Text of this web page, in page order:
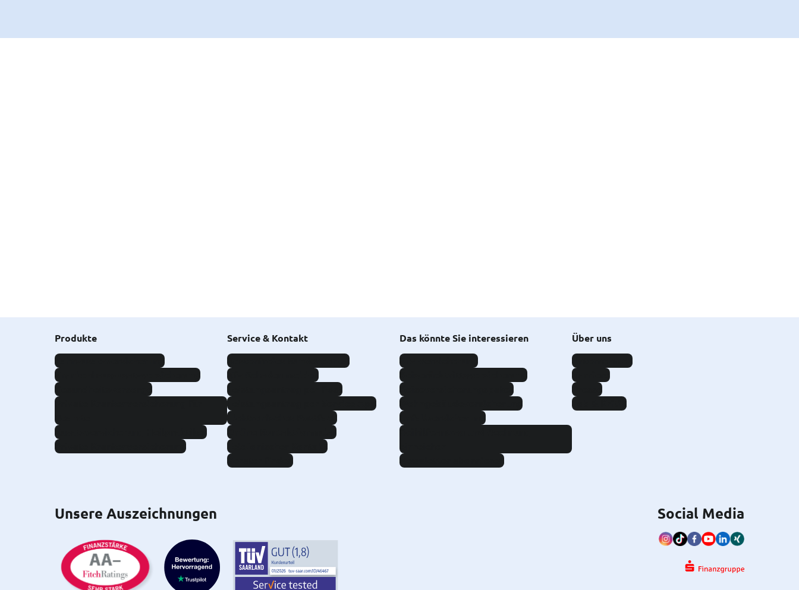
Produkte
Zahnzusatzversicherung
Krankenhauszusatzversicherung
Gesundheitsvorsorge
Private Krankenversicherung für
Zusatzversicherung Heilpraktiker
Private Krankenversicherung
Service & Kontakt
Kostenfreies Kundenportal
Kfz-Schaden melden
Leistungsantrag per Post
Leistungsantrag per Service App
Elektronisches Postfach
Online-Kontaktformular
Telefonischer Kontakt
Berater finden
Das könnte Sie interessieren
Kfz-Versicherung
Reiserücktrittsversicherung
Reiseversicherungspaket
Wohngebäudeversicherung
Unfallversicherung
Beihilfeantrag und Rechnung
Newsletter abonnieren
Über uns
Unternehmen
Karriere
Presse
Lob & Kritik
Unsere Auszeichnungen Social Media